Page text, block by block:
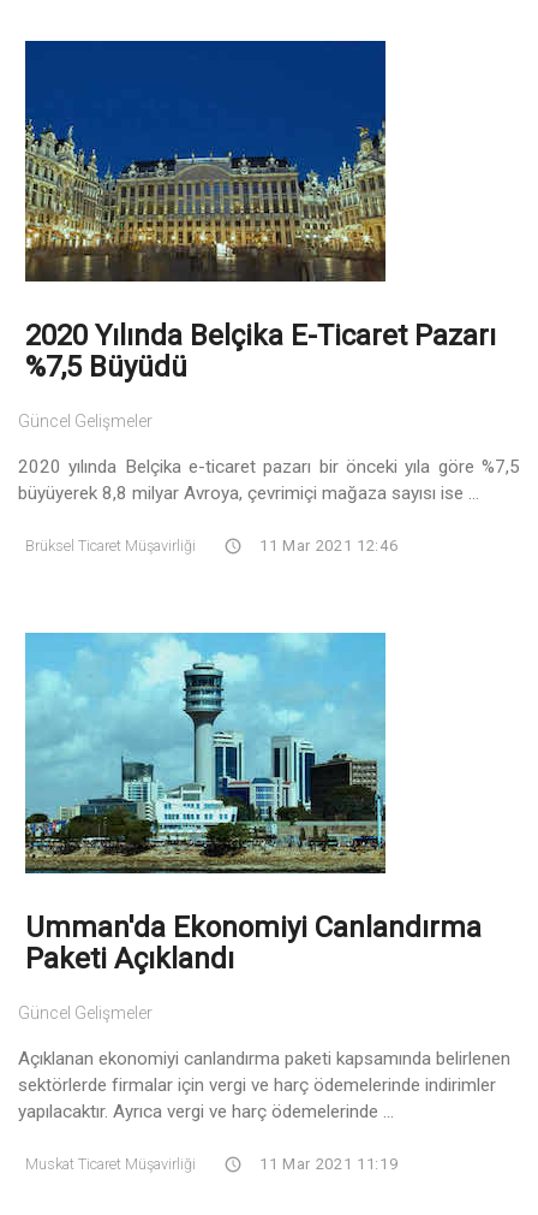
2020 Yılında Belçika E-Ticaret Pazarı
%7,5 Büyüdü
Güncel Gelişmeler
2020 yılında Belçika e-ticaret pazarı bir önceki yıla göre %7,5
büyüyerek 8,8 milyar Avroya, çevrimiçi mağaza sayısı ise ...
Brüksel Ticaret Müşavirliği 11 Mar 2021 12:46
Umman'da Ekonomiyi Canlandırma
Paketi Açıklandı
Güncel Gelişmeler
Açıklanan ekonomiyi canlandırma paketi kapsamında belirlenen
sektörlerde firmalar için vergi ve harç ödemelerinde indirimler
yapılacaktır. Ayrıca vergi ve harç ödemelerinde ...
Muskat Ticaret Müşavirliği 11 Mar 2021 11:19